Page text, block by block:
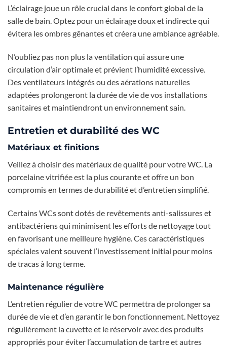
L’éclairage joue un rôle crucial dans le confort global de la
salle de bain. Optez pour un éclairage doux et indirecte qui
évitera les ombres gênantes et créera une ambiance agréable.
N’oubliez pas non plus la ventilation qui assure une
circulation d’air optimale et prévient l’humidité excessive.
Des ventilateurs intégrés ou des aérations naturelles
adaptées prolongeront la durée de vie de vos installations
sanitaires et maintiendront un environnement sain.
Entretien et durabilité des WC
Matériaux et finitions
Veillez à choisir des matériaux de qualité pour votre WC. La
porcelaine vitrifiée est la plus courante et offre un bon
compromis en termes de durabilité et d’entretien simplifié.
Certains WCs sont dotés de revêtements anti-salissures et
antibactériens qui minimisent les efforts de nettoyage tout
en favorisant une meilleure hygiène. Ces caractéristiques
spéciales valent souvent l’investissement initial pour moins
de tracas à long terme.
Maintenance régulière
L’entretien régulier de votre WC permettra de prolonger sa
durée de vie et d’en garantir le bon fonctionnement. Nettoyez
régulièrement la cuvette et le réservoir avec des produits
appropriés pour éviter l’accumulation de tartre et autres